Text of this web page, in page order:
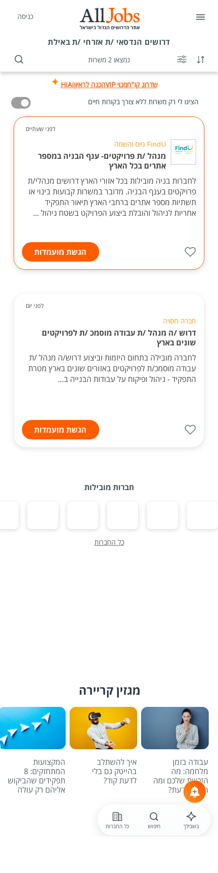
כניסה
דרושים הנדסאי /ת אזרחי /ת באילת
נמצאו 2 משרות
שדרוג קו"חמנוי VIP הכנה לראיוןHiAi
הציגו לי רק משרות ללא צורך בקורות חיים
לפני שעתיים
FindU גיוס והשמה
מנהל /ת פרויקטים- ענף הבניה במספר
אתרים בכל הארץ
לחברות בניה מובילות בכל אזורי הארץ דרושים מנהלי/ת
פרויקטים בענף הבניה. מדובר במשרות קבועות בינוי או
תשתיות מספר אתרים ברחבי הארץ תיאור התפקיד
אחריות לניהול והובלת ביצוע הפרויקט בשטח ניהול ...
הגשת מועמדות
לפני יום
חברה חסויה
דרוש /ה מנהל /ת עבודה מוסמכ /ת לפרויקטים
שונים בארץ
לחברה מובילה בתחום היזמות וביצוע דרוש/ה מנהל /ת
עבודה מוסמכ/ת לפרויקטים באזורים שונים בארץ מטרת
התפקיד - ניהול ופיקוח על עבודות הבנייה ב...
הגשת מועמדות
חברות מובילות
כל החברות
מגזין קריירה
עבודה בזמן
מלחמה: מה
הזכויות שלכם ומה
חשוב לדעת?
איך להשתלב
בהייטק גם בלי
לדעת קוד?
המקצועות
המתחזקים: 8
תפקידים שהביקוש
אליהם רק עולה
לכל הכתבות
בשבילך חיפוש כל החברות